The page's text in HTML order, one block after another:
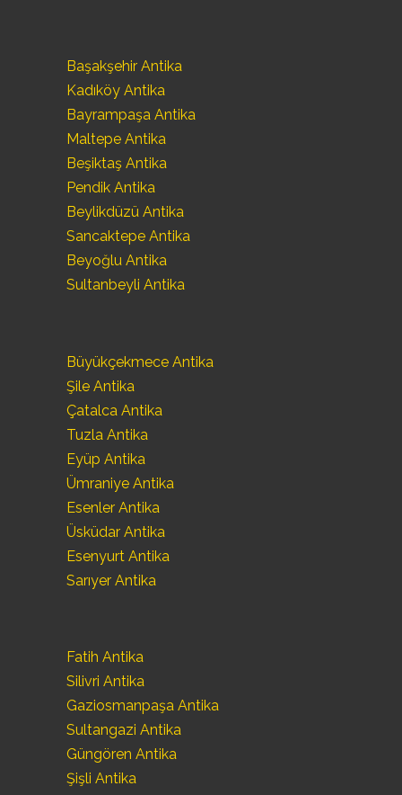
Başakşehir Antika
Kadıköy Antika
Bayrampaşa Antika
Maltepe Antika
Beşiktaş Antika
Pendik Antika
Beylikdüzü Antika
Sancaktepe Antika
Beyoğlu Antika
Sultanbeyli Antika
Büyükçekmece Antika
Şile Antika
Çatalca Antika
Tuzla Antika
Eyüp Antika
Ümraniye Antika
Esenler Antika
Üsküdar Antika
Esenyurt Antika
Sarıyer Antika
Fatih Antika
Silivri Antika
Gaziosmanpaşa Antika
Sultangazi Antika
Güngören Antika
Şişli Antika